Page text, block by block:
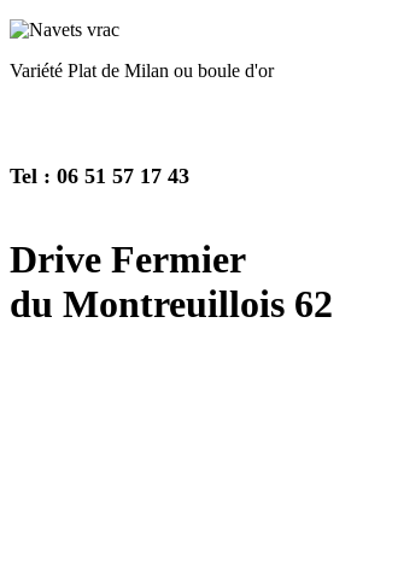
Variété Plat de Milan ou boule d'or
Tel : 06 51 57 17 43
Drive Fermier
du Montreuillois 62